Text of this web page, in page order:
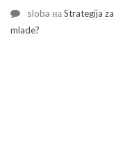
sloba наStrategija
mlade?